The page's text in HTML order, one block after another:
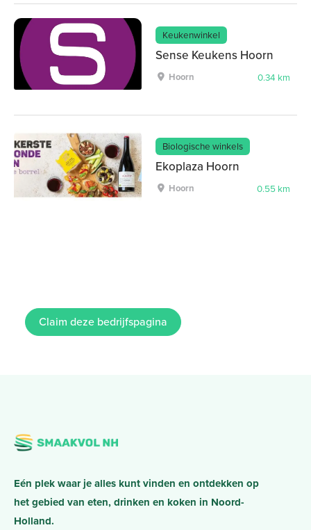
Keukenwinkel
Sense Keukens Hoorn
Hoorn 0.34 km
Biologische winkels
Ekoplaza Hoorn
Hoorn 0.55 km
Claim deze bedrijfspagina
Eén plek waar je alles kunt vinden en ontdekken op
het gebied van eten, drinken en koken in Noord-
Holland.